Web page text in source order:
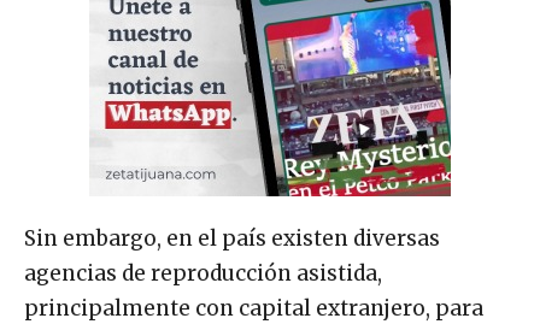
Sin embargo, en el país existen diversas
agencias de reproducción asistida,
principalmente con capital extranjero, para